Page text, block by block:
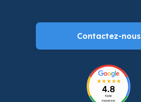
Contactez-nous